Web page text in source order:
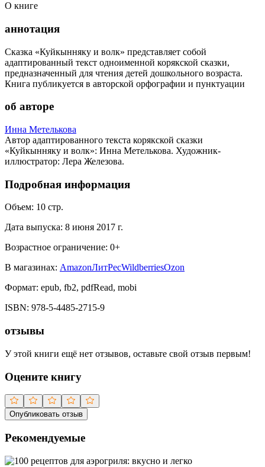
О книге
аннотация
Сказка «Куйкынняку и волк» представляет собой
адаптированный текст одноименной корякской сказки,
предназначенный для чтения детей дошкольного возраста.
Книга публикуется в авторской орфографии и пунктуации
об авторе
Инна Метелькова
Автор адаптированного текста корякской сказки
«Куйкынняку и волк»: Инна Метелькова. Художник-
иллюстратор: Лера Железова.
Подробная информация
Объем: 10 стр.
Дата выпуска: 8 июня 2017 г.
Возрастное ограничение: 0+
В магазинах: AmazonЛитРесWildberriesOzon
Формат: epub, fb2, pdfRead, mobi
ISBN: 978-5-4485-2715-9
отзывы
У этой книги ещё нет отзывов, оставьте свой отзыв первым!
Оцените книгу
Опубликовать отзыв
Рекомендуемые